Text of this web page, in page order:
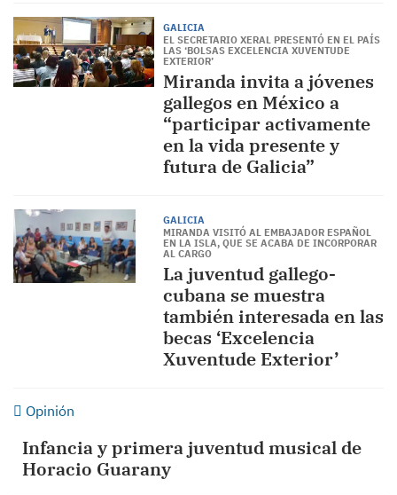
GALICIA
EL SECRETARIO XERAL PRESENTÓ EN EL PAÍS
LAS ‘BOLSAS EXCELENCIA XUVENTUDE
EXTERIOR’
Miranda invita a jóvenes
gallegos en México a
“participar activamente
en la vida presente y
futura de Galicia”
GALICIA
MIRANDA VISITÓ AL EMBAJADOR ESPAÑOL
EN LA ISLA, QUE SE ACABA DE INCORPORAR
AL CARGO
La juventud gallego-
cubana se muestra
también interesada en las
becas ‘Excelencia
Xuventude Exterior’
Opinión
Infancia y primera juventud musical de
Horacio Guarany